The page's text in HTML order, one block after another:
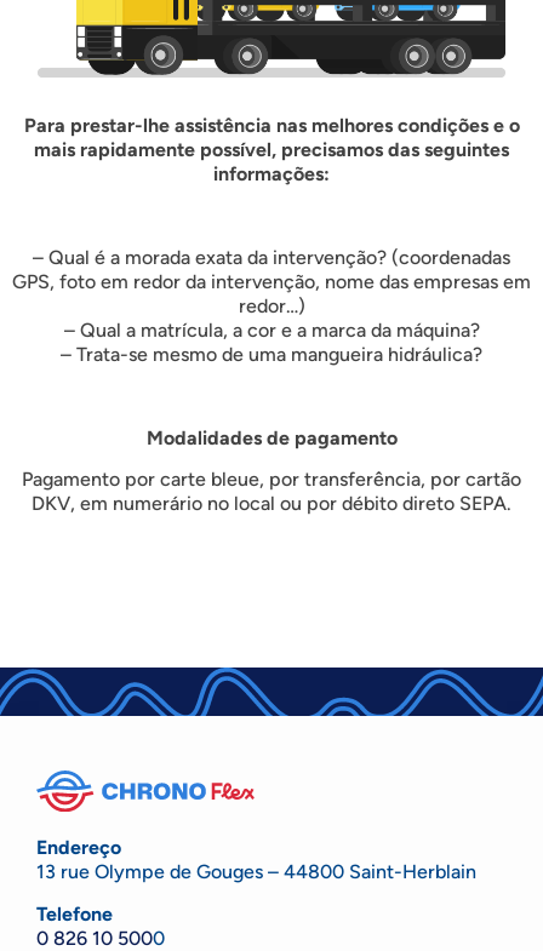
Para prestar-lhe assistência nas melhores condições e o
mais rapidamente possível, precisamos das seguintes
informações:
– Qual é a morada exata da intervenção? (coordenadas
GPS, foto em redor da intervenção, nome das empresas em
redor…)
– Qual a matrícula, a cor e a marca da máquina?
– Trata-se mesmo de uma mangueira hidráulica?
Modalidades de pagamento
Pagamento por carte bleue, por transferência, por cartão
DKV, em numerário no local ou por débito direto SEPA.
Endereço
13 rue Olympe de Gouges – 44800 Saint-Herblain
Telefone
0 826 10 5000